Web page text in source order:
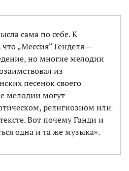
сама по себе. К
„Мессия“ Генделя —
но многие мелодии
из
песенок своего
мелодии могут
религиозном или
Вот почему Ганди и
одна и та же музыка».